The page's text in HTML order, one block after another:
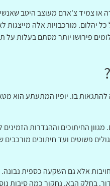
צמיד צ'ארם מעוצב היטב
כל יהלום. מורכבויות אלה
פירושו יותר מסתם בעלות על
בו. יופיו המתעתע הוא
החיתוכים וההגדרות
פשוטים ועד חיתוכים
אלא גם השקעה כספית
בחלק הבא, נחקור כמה סיבות